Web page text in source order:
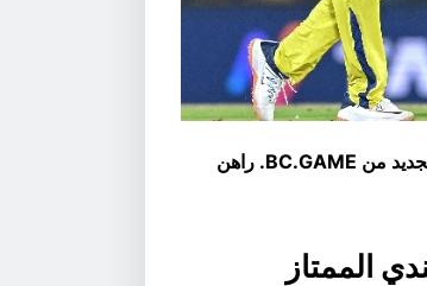
اختبر معلوماتك في لعبة الكريكيت مع تحدي التنبؤ بالدوري الهندي الممتاز الجديد من BC.GAME. راهن
الممتاز